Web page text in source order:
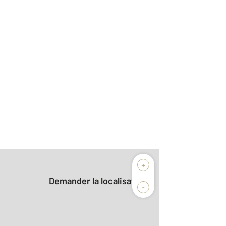
+
-
Demander la localisation